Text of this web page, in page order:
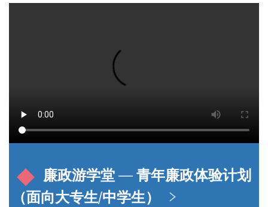
廉政游学堂 — 青年廉政体验计划
（面向大专生/中学生）